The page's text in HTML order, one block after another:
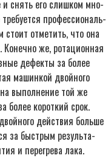
и снять его слиш­ком мно­
про­фес­си­о­наль­
отме­тить, что она
же, рота­ци­он­ная
дефек­ты за более
машин­кой двой­но­го
выпол­не­ние той же
более корот­кий срок.
дей­ствия боль­ше
за быст­рым резуль­та­
и пере­гре­ва лака.